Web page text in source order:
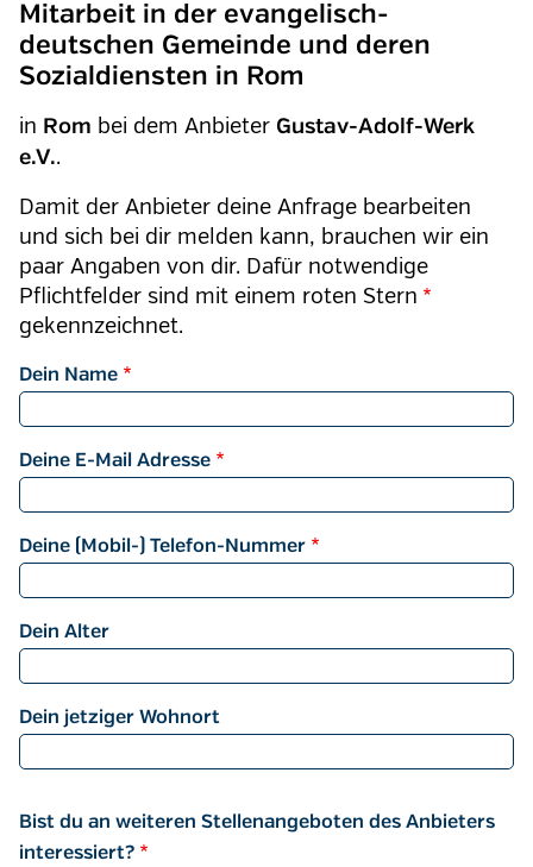
Mitarbeit in der evangelisch-
deutschen Gemeinde und deren
Sozialdiensten in Rom
in Rom bei dem Anbieter Gustav-Adolf-Werk
e.V..
Damit der Anbieter deine Anfrage bearbeiten
und sich bei dir melden kann, brauchen wir ein
paar Angaben von dir. Dafür notwendige
Pflichtfelder sind mit einem roten Stern
gekennzeichnet.
Dein Name
Deine E-Mail Adresse
Deine (Mobil-) Telefon-Nummer
Dein Alter
Dein jetziger Wohnort
Bist du an weiteren Stellenangeboten des Anbieters
interessiert?